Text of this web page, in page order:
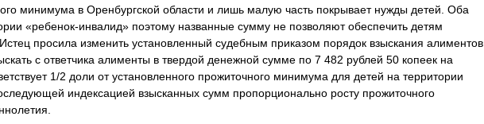
минимума в Оренбургской области и лишь малую часть покрывает нужды детей. Оба
«ребенок-инвалид» поэтому названные сумму не позволяют обеспечить детям
просила изменить установленный судебным приказом порядок взыскания алиментов
с ответчика алименты в твердой денежной сумме по 7 482 рублей 50 копеек на
1/2 доли от установленного прожиточного минимума для детей на территории
индексацией взысканных сумм пропорционально росту прожиточного